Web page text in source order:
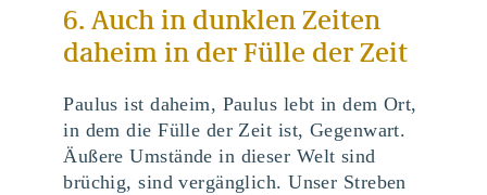
6. Auch in dunklen Zeiten
daheim in der Fülle der Zeit
Paulus ist daheim, Paulus lebt in dem Ort,
in dem die Fülle der Zeit ist, Gegenwart.
Äußere Umstände in dieser Welt sind
brüchig, sind vergänglich. Unser Streben